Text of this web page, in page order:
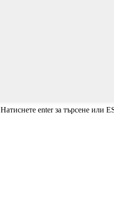
Натиснете enter за търсене или